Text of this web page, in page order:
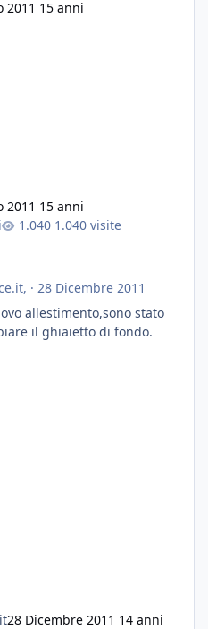
infestanti, le lumache
2011 15 anni
2011 15 anni
1.040 visite
, · 28 Dicembre 2011
allestimento,sono stato
il ghiaietto di fondo.
28 Dicembre 2011 14 anni